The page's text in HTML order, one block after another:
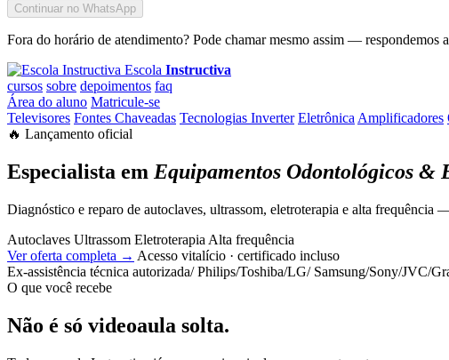
Continuar no WhatsApp
Fora do horário de atendimento? Pode chamar mesmo assim — respondemos
Escola Instructiva
cursos sobre depoimentos faq
Área do aluno Matricule-se
Televisores Fontes Chaveadas Tecnologias Inverter EletrônicaAmplificadores
🔥 Lançamento oficial
Especialista em Equipamentos Odontológicos &
Diagnóstico e reparo de autoclaves, ultrassom, eletroterapia e alta
Autoclaves Ultrassom Eletroterapia Alta frequência
Ver oferta completa → Acesso vitalício · certificado incluso
Ex-assistência técnica autorizada/ Philips/Toshiba/LG/ Samsung/Sony/JVC/
O que você recebe
Não é só videoaula solta.